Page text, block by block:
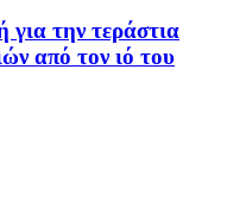
για την τεράστια
από τον ιό του